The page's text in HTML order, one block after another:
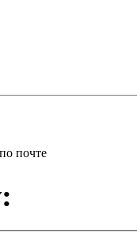
почте